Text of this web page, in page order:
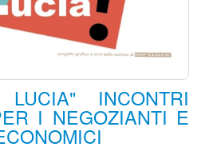
INCONTRI
I NEGOZIANTI E